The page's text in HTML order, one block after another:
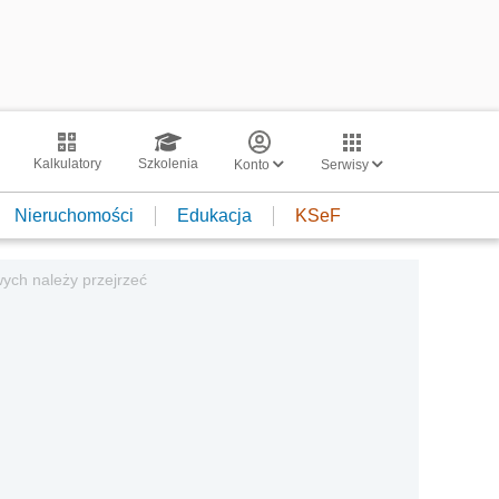
Kalkulatory Szkolenia Konto Serwisy
Nieruchomości Edukacja KSeF
należy przejrzeć